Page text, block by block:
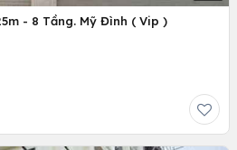
- 8 Tầng. Mỹ Đình ( Vip )